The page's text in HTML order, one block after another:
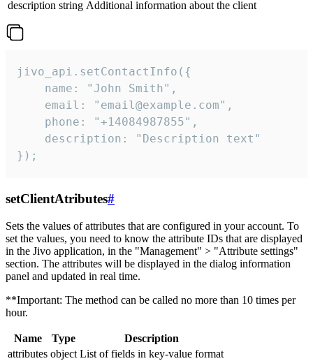
description string Additional information about the client
jivo_api.setContactInfo({
    name: "John Smith",
    email: "email@example.com",
    phone: "+14084987855",
    description: "Description text"
});
setClientAtributes#
Sets the values ​​of attributes that are configured in your account. To
set the values, you need to know the attribute IDs that are displayed
in the Jivo application, in the "Management" > "Attribute settings"
section. The attributes will be displayed in the dialog information
panel and updated in real time.
**Important: The method can be called no more than 10 times per
hour.
Name Type
Description
attributes object List of fields in key-value format